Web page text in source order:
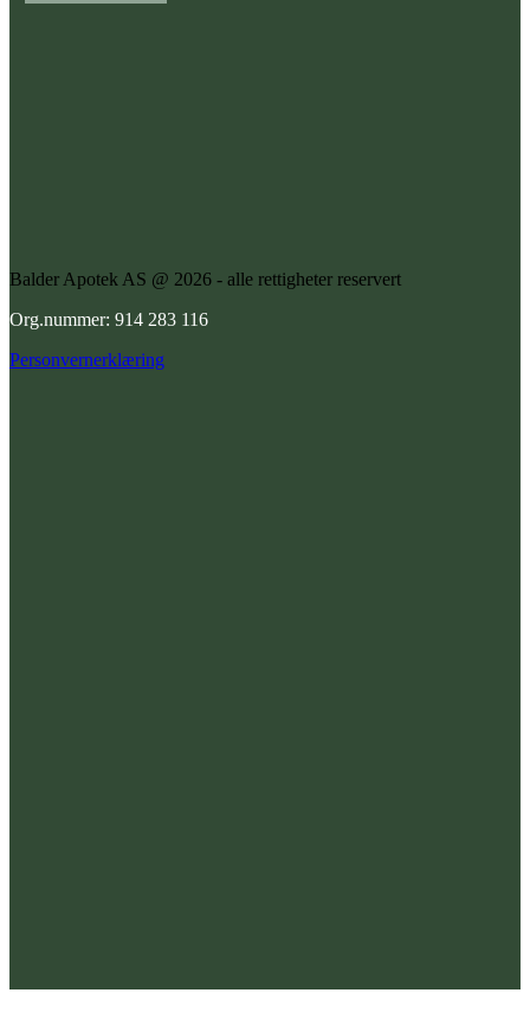
Balder Apotek AS @ 2026 - alle rettigheter reservert
Org.nummer: 914 283 116
Personvernerklæring